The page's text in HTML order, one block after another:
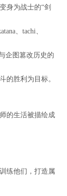
身为战士的“剑
、tachi、
企图篡改历史的
的胜利为目标。
的生活被描绘成
练他们，打造属